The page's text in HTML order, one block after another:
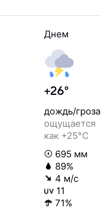
Днем
+26°
дождь/гроза
ощущается
как +25°C
695 мм
89%
4 м/с
11
71%